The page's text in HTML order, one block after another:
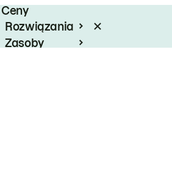
Ceny
Rozwiązania
Zasoby